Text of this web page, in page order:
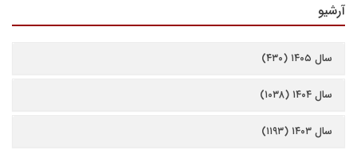
آرشیو
سال ۱۴۰۵ (۴۳۰)
سال ۱۴۰۴ (۱۰۳۸)
سال ۱۴۰۳ (۱۱۹۳)